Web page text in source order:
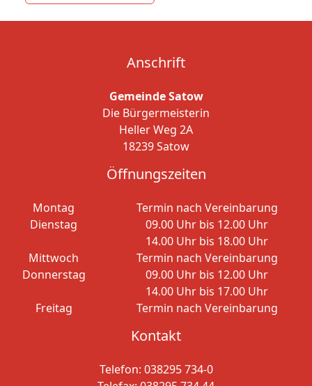
Anschrift
Gemeinde Satow
Die Bürgermeisterin
Heller Weg 2A
18239 Satow
Öffnungszeiten
Montag
Termin nach Vereinbarung
Dienstag
09.00 Uhr bis 12.00 Uhr
14.00 Uhr bis 18.00 Uhr
Mittwoch
Termin nach Vereinbarung
Donnerstag
09.00 Uhr bis 12.00 Uhr
14.00 Uhr bis 17.00 Uhr
Freitag
Termin nach Vereinbarung
Kontakt
Telefon: 038295 734-0